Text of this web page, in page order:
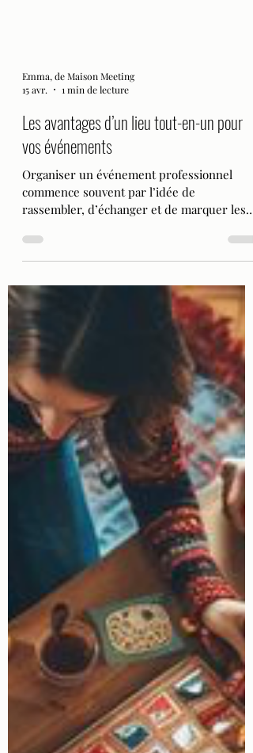
Emma, de Maison Meeting
15 avr.
1 min de lecture
Les avantages d’un lieu tout-en-un pour
vos événements
Organiser un événement professionnel
commence souvent par l’idée de
esprits. Puis très vite, la réalité s’impose .
Chercher un lieu, coordonner les
prestataires, gérer la logistique, anticiper
les imprévus… L’organisation devient un
projet à part entière. Et si tout pouvait être
plus simple ? C’est précisément là que le
lieu tout-en-un change la donne . Une
organisation enfin simplifiée Lorsqu’un
événement est fragmenté entre plusieurs